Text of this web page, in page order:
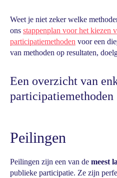
Weet je niet zeker welke
ons stappenplan voor het kiezen
participatiemethoden voor een
van methoden op resultaten,
Een overzicht van
participatiemethoden
Peilingen
Peilingen zijn een van de meest
publieke participatie. Ze zijn